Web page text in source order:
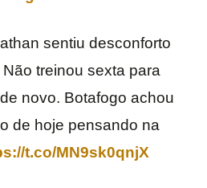
sentiu desconforto
treinou sexta para
novo. Botafogo achou
de hoje pensando na
t.co/MN9sk0qnjX